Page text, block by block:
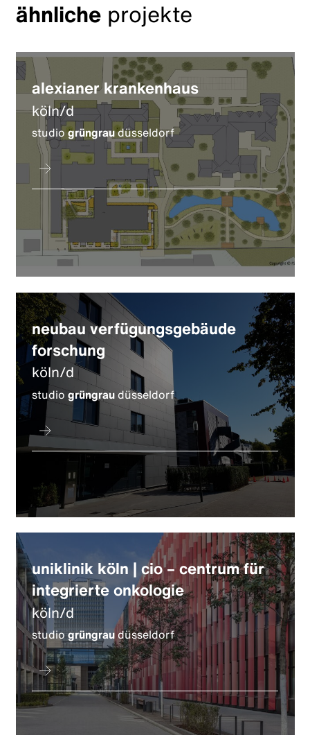
ähnlicheprojekte
alexianer krankenhaus
köln/d
studiogrüngraudüsseldorf
neubau verfügungsgebäude
forschung
köln/d
studiogrüngraudüsseldorf
uniklinik köln | cio – centrum für
integrierte onkologie
köln/d
studiogrüngraudüsseldorf